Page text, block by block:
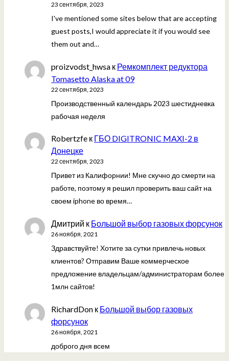
23 сентября, 2023
I've mentioned some sites below that are accepting
guest posts,I would appreciate it if you would see
them out and…
proizvodst_hwsa к Ремкомплект редуктора
Tomasetto Alaska at 09
22 сентября, 2023
Производственный календарь 2023 шестидневка
рабочая неделя
Robertzfe к ГБО DIGITRONIC MAXI-2 в
Донецке
22 сентября, 2023
Привет из Калифорнии! Мне скучно до смерти на
работе, поэтому я решил проверить ваш сайт на
своем iphone во время…
Дмитрий к Большой выбор газовых форсунок
26 ноября, 2021
Здравствуйте! Хотите за сутки привлечь новых
клиентов? Отправим Ваше коммерческое
предложение владельцам/администраторам более
1млн сайтов!
RichardDon к Большой выбор газовых
форсунок
26 ноября, 2021
доброго дня всем